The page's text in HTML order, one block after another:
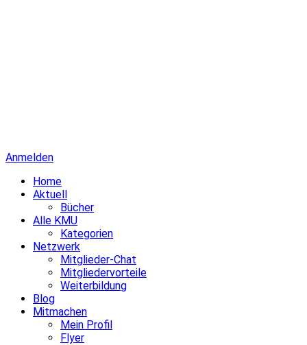
Anmelden
Home
Aktuell
Bücher
Alle KMU
Kategorien
Netzwerk
Mitglieder-Chat
Mitgliedervorteile
Weiterbildung
Blog
Mitmachen
Mein Profil
Flyer